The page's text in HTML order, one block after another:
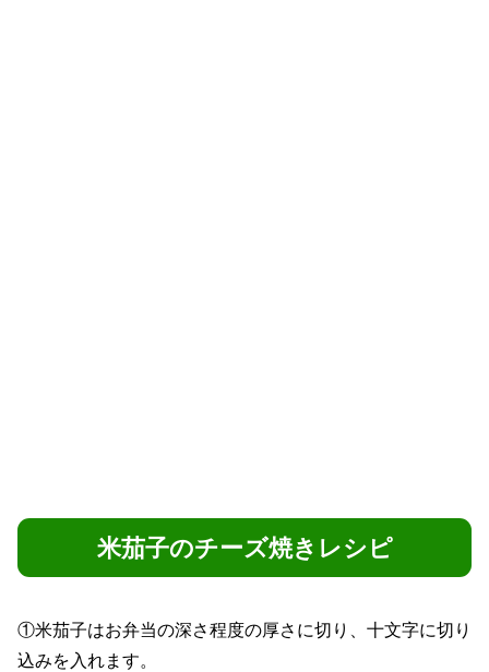
米茄子のチーズ焼きレシピ
①米茄子はお弁当の深さ程度の厚さに切り、十文字に切り
込みを入れます。